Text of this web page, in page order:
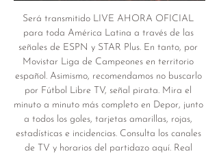
Será transmitido LIVE AHORA OFICIAL
para toda América Latina a través de las
señales de ESPN y STAR Plus. En tanto, por
Movistar Liga de Campeones en territorio
español. Asimismo, recomendamos no buscarlo
por Fútbol Libre TV, señal pirata. Mira el
minuto a minuto más completo en Depor, junto
a todos los goles, tarjetas amarillas, rojas,
estadísticas e incidencias. Consulta los canales
de TV y horarios del partidazo aquí. Real